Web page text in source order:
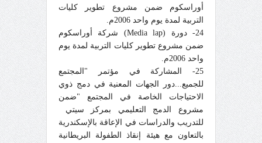
أوراسكوم ضمن مشروع تطوير كليات
التربية لمدة يوم واحد 2006م.
24- دورة (Media lap) شركة أوراسكوم
ضمن مشروع تطوير كليات التربية لمدة يوم
واحد 2006م.
25- المشاركة في مؤتمر "المجتمع
للجميع...دور الجهات المعنية في دمج ذوي
الاحتياجات الخاصة في المجتمع "ضمن
مشروع الدمج التعليمي بمركز سيتي
للتدريب والدراسات في الإعاقة بالإسكندرية
بالتعاون مع هيئة إنقاذ الطفولة البريطانية